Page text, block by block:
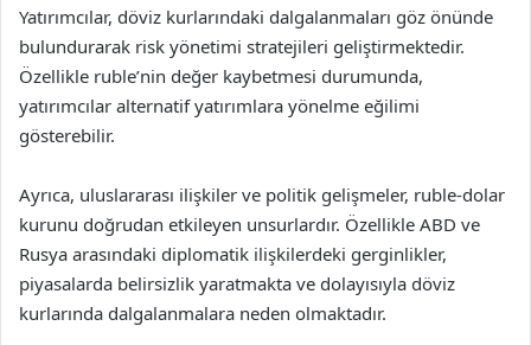
Yatırımcılar, döviz kurlarındaki dalgalanmaları göz önünde
bulundurarak risk yönetimi stratejileri geliştirmektedir.
Özellikle ruble’nin değer kaybetmesi durumunda,
yatırımcılar alternatif yatırımlara yönelme eğilimi
gösterebilir.
Ayrıca, uluslararası ilişkiler ve politik gelişmeler, ruble-dolar
kurunu doğrudan etkileyen unsurlardır. Özellikle ABD ve
Rusya arasındaki diplomatik ilişkilerdeki gerginlikler,
piyasalarda belirsizlik yaratmakta ve dolayısıyla döviz
kurlarında dalgalanmalara neden olmaktadır.